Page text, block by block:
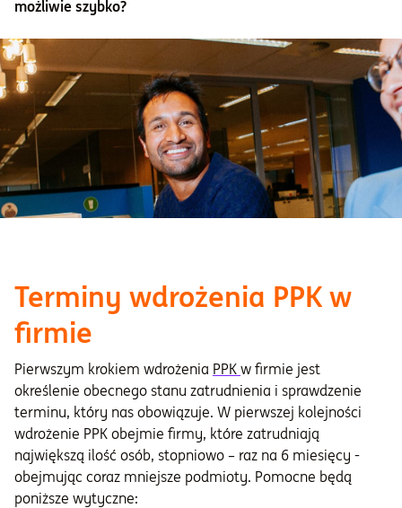
możliwie szybko?
Terminy wdrożenia PPK w
firmie
Pierwszym krokiem wdrożenia PPK w firmie jest
określenie obecnego stanu zatrudnienia i sprawdzenie
terminu, który nas obowiązuje. W pierwszej kolejności
wdrożenie PPK obejmie firmy, które zatrudniają
największą ilość osób, stopniowo – raz na 6 miesięcy -
obejmując coraz mniejsze podmioty. Pomocne będą
poniższe wytyczne: